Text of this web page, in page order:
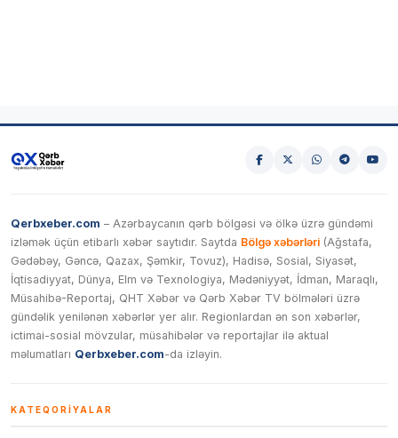
Qerbxeber.com – Azərbaycanın qərb bölgəsi və ölkə üzrə gündəmi
izləmək üçün etibarlı xəbər saytıdır. Saytda Bölgə xəbərləri (Ağstafa,
Gədəbəy, Gəncə, Qazax, Şəmkir, Tovuz), Hadisə, Sosial, Siyasət,
İqtisadiyyat, Dünya, Elm və Texnologiya, Mədəniyyət, İdman, Maraqlı,
Müsahibə-Reportaj, QHT Xəbər və Qərb Xəbər TV bölmələri üzrə
gündəlik yenilənən xəbərlər yer alır. Regionlardan ən son xəbərlər,
ictimai-sosial mövzular, müsahibələr və reportajlar ilə aktual
məlumatları Qerbxeber.com-da izləyin.
KATEQORIYALAR